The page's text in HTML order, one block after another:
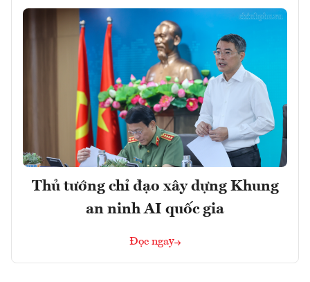
Thủ tướng chỉ đạo xây dựng Khung
an ninh AI quốc gia
Đọc ngay